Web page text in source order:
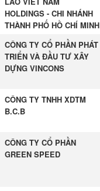
HOLDINGS - CHI NHÁNH
THÀNH PHỐ HỒ CHÍ MINH
CÔNG TY CỔ PHẦN PHÁT
TRIỂN VÀ ĐẦU TƯ XÂY
DỰNG VINCONS
CÔNG TY TNHH XDTM
B.C.B
CÔNG TY CỔ PHẦN
GREEN SPEED